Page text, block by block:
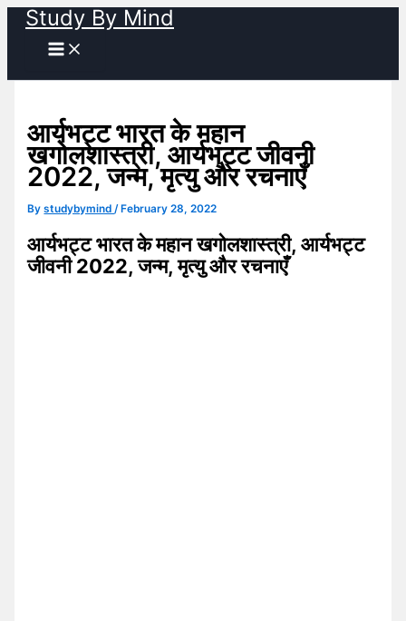
Skip
content
Study By Mind
आर्यभट्ट भारत के महान
खगोलशास्त्री, आर्यभट्ट जीवनी
2022, जन्म, मृत्यु और रचनाएँ
Bystudybymind/ February 28, 2022
आर्यभट्ट भारत के महान खगोलशास्त्री, आर्यभट्ट
जीवनी 2022, जन्म, मृत्यु और रचनाएँ